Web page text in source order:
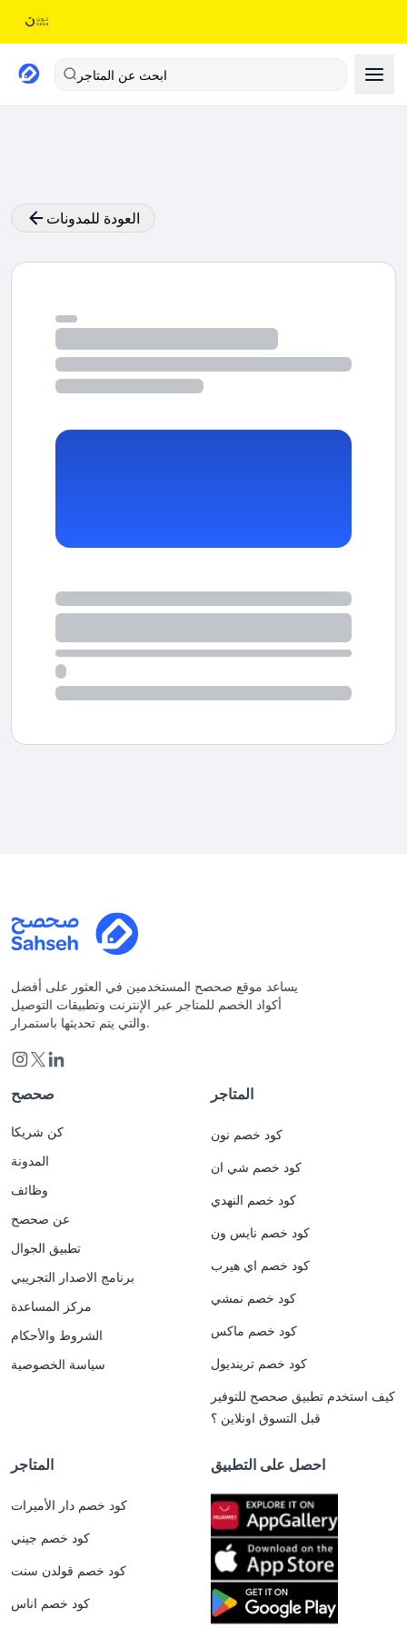
ابحث عن المتاجر
العودة للمدونات
يساعد موقع صحصح المستخدمين في العثور على أفضل
أكواد الخصم للمتاجر عبر الإنترنت وتطبيقات التوصيل
والتي يتم تحديثها باستمرار.
صحصح
كن شريكا
المدونة
وظائف
عن صحصح
تطبيق الجوال
برنامج الاصدار التجريبي
مركز المساعدة
الشروط والأحكام
سياسة الخصوصية
المتاجر
كود خصم نون
كود خصم شي ان
كود خصم النهدي
كود خصم نايس ون
كود خصم اي هيرب
كود خصم نمشي
كود خصم ماكس
كود خصم ترينديول
كيف استخدم تطبيق صحصح للتوفير
قبل التسوق اونلاين ؟
المتاجر
كود خصم دار الأميرات
كود خصم جيني
كود خصم قولدن سنت
كود خصم اناس
احصل على التطبيق